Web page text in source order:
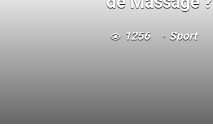
1256 Sport